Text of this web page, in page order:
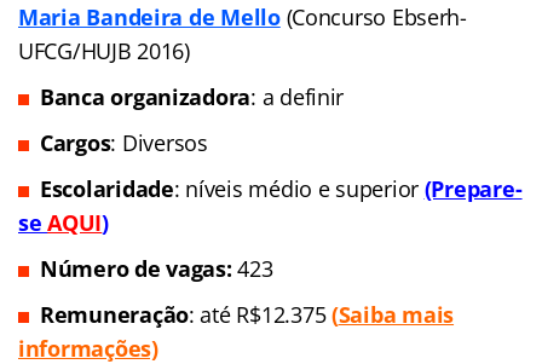
Maria Bandeira de Mello(Concurso Ebserh-
UFCG/HUJB 2016)
Banca organizadora: a definir
Cargos: Diversos
Escolaridade: níveis médio e superior (Prepare-
seAQUI)
Número de vagas:423
Remuneração: até R$12.375(Saiba mais
informações)